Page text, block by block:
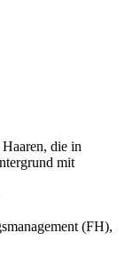
(FH),